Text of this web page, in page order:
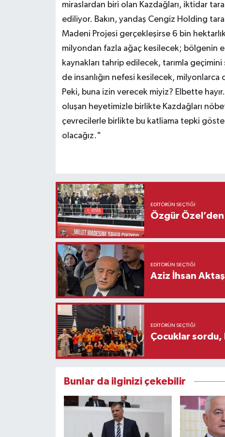
miraslardan biri olan Kazdağları, iktidar
ediliyor. Bakın, yandaş Cengiz Holding
Madeni Projesi gerçekleşirse 6 bin
milyondan fazla ağaç kesilecek; bölgenin
kaynakları tahrip edilecek, tarımla
de insanlığın nefesi kesilecek, milyonlarca
Peki, buna izin verecek miyiz? Elbette
oluşan heyetimizle birlikte Kazdağları
çevrecilerle birlikte bu katliama tepki
olacağız."
EDITÖRÜN SEÇTIĞI
Özgür Özel’den
EDITÖRÜN SEÇTIĞI
Aziz İhsan Aktaş
EDITÖRÜN SEÇTIĞI
Çocuklar sordu,
Bunlar da ilginizi çekebilir